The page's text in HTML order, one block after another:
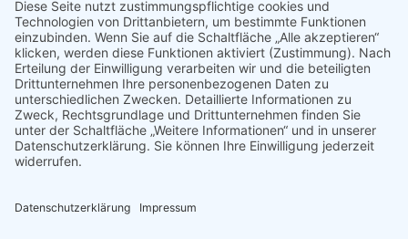
STANDORT HASELÜNNE
Sanitätshaus Maul
Hammer Str. 9
49740 Haselünne
Tel.: 0 59 61 – 95 78 88
Fax: 0 59 61 – 95 87 38
Öffnungszeiten:
Mittwoch: 8.30 - 12.30 Uhr